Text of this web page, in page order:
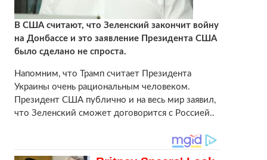
В США считают, что Зеленский закончит войну
на Донбассе и это заявление Президента США
было сделано не спроста.
Напомним, что Трамп считает Президента
Украины очень рациональным человеком.
Президент США публично и на весь мир заявил,
что Зеленский сможет договорится с Россией..